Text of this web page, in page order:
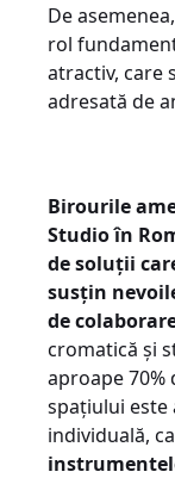
De
rol
atractiv, care
adresată de
Birourile
Studio în
de soluții
susțin
de
cromatică și
aproape 70%
spațiului
individuală,
instrumente